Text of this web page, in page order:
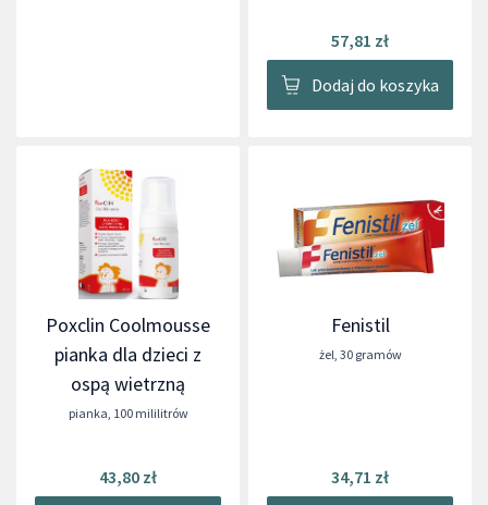
57,81 zł
Dodaj do koszyka
Poxclin Coolmousse
pianka dla dzieci z
ospą wietrzną
pianka 100 mililitrów
43,80 zł
Fenistil
żel 30 gramów
34,71 zł